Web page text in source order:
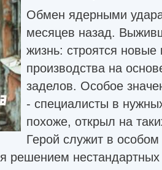
Обмен ядерными
месяцев назад.
жизнь: строятся новые
производства на
заделов. Особое
- специалисты в
похоже, открыл на
Герой служит в
решением